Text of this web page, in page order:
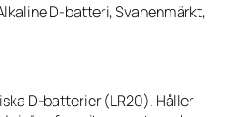
D-batteri, Svanenmärkt,
D-batterier (LR20). Håller